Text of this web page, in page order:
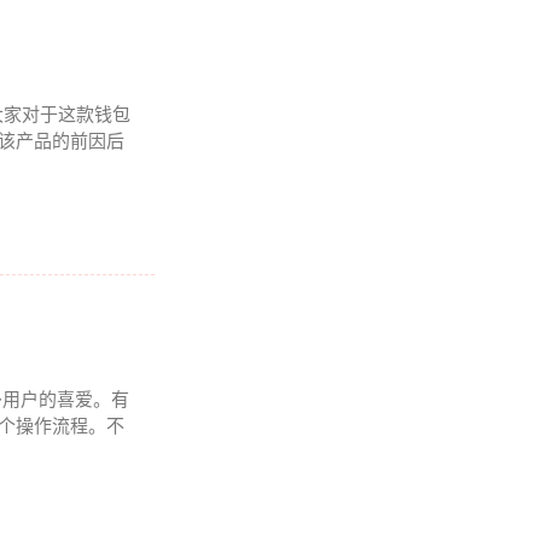
对于这款钱包
产品的前因后
户的喜爱。有
操作流程。不